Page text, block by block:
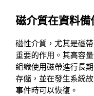
磁介質在資料備
磁性介質，尤其是磁
重要的作用。其高容
組織使用磁帶進行長
存儲，並在發生系統
事件時可以恢復。